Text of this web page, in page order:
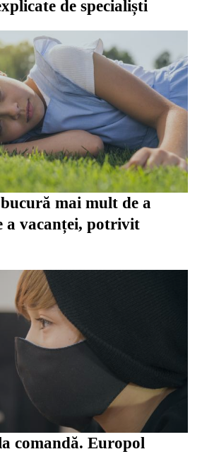
de specialiști
bucură mai mult de a
a vacanței, potrivit
comandă. Europol